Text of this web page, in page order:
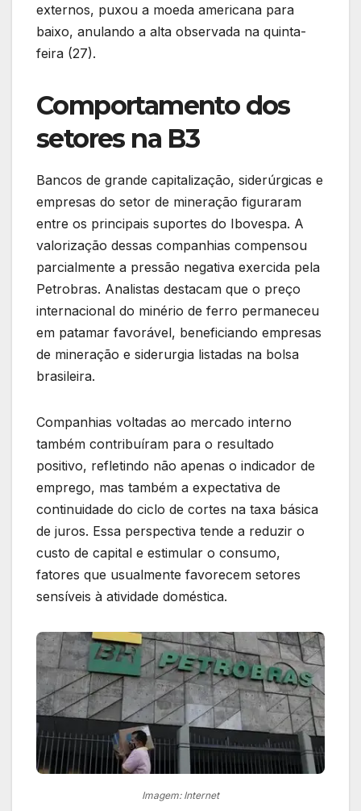
externos, puxou a moeda americana para
baixo, anulando a alta observada na quinta-
feira (27).
Comportamento dos
setores na B3
Bancos de grande capitalização, siderúrgicas e
empresas do setor de mineração figuraram
entre os principais suportes do Ibovespa. A
valorização dessas companhias compensou
parcialmente a pressão negativa exercida pela
Petrobras. Analistas destacam que o preço
internacional do minério de ferro permaneceu
em patamar favorável, beneficiando empresas
de mineração e siderurgia listadas na bolsa
brasileira.
Companhias voltadas ao mercado interno
também contribuíram para o resultado
positivo, refletindo não apenas o indicador de
emprego, mas também a expectativa de
continuidade do ciclo de cortes na taxa básica
de juros. Essa perspectiva tende a reduzir o
custo de capital e estimular o consumo,
fatores que usualmente favorecem setores
sensíveis à atividade doméstica.
Imagem: Internet